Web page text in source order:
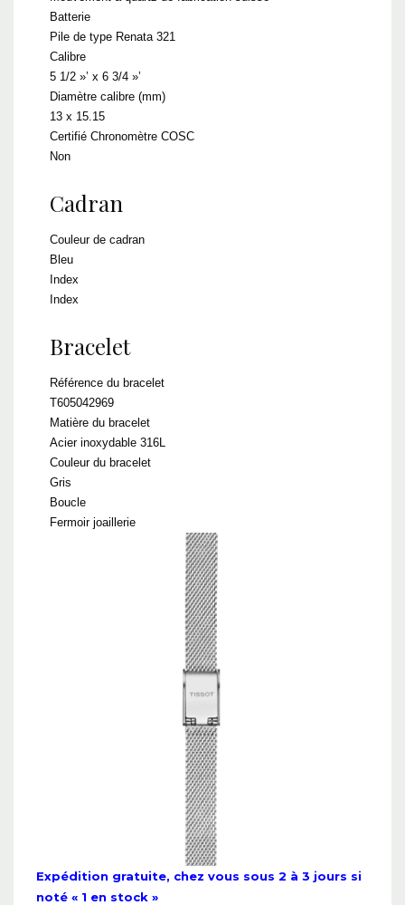
Batterie
Pile de type Renata 321
Calibre
5 1/2 »’ x 6 3/4 »’
Diamètre calibre (mm)
13 x 15.15
Certifié Chronomètre COSC
Non
Cadran
Couleur de cadran
Bleu
Index
Index
Bracelet
Référence du bracelet
T605042969
Matière du bracelet
Acier inoxydable 316L
Couleur du bracelet
Gris
Boucle
Fermoir joaillerie
Expédition gratuite, chez vous sous 2 à 3 jours si
noté « 1 en stock »